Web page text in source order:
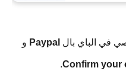
Paypal و
Confirm your
.